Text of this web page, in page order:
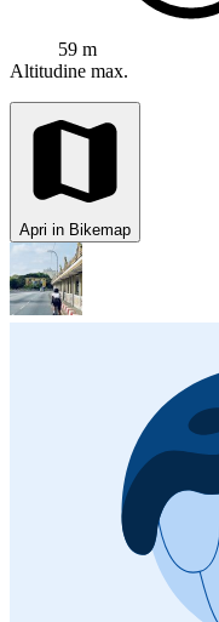
59 m
Altitudine max.
Apri in Bikemap